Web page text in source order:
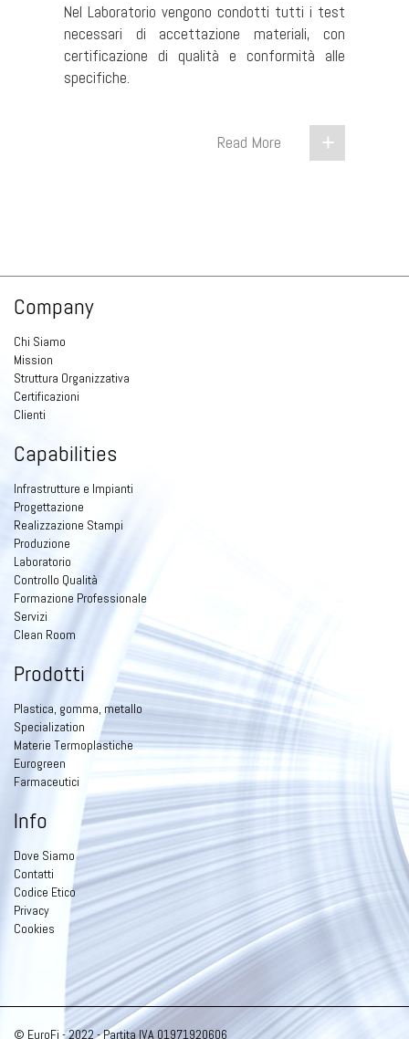
Nel Laboratorio vengono condotti tutti i test
necessari di accettazione materiali, con
certificazione di qualità e conformità alle
specifiche.
Read More
Company
Chi Siamo
Mission
Struttura Organizzativa
Certificazioni
Clienti
Capabilities
Infrastrutture e Impianti
Progettazione
Realizzazione Stampi
Produzione
Laboratorio
Controllo Qualità
Formazione Professionale
Servizi
Clean Room
Prodotti
Plastica, gomma, metallo
Specialization
Materie Termoplastiche
Eurogreen
Farmaceutici
Info
Dove Siamo
Contatti
Codice Etico
Privacy
Cookies
© EuroFi - 2022 - Partita IVA 01971920606